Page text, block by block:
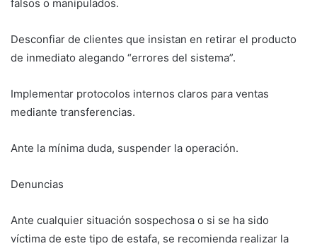
falsos o manipulados.
Desconfiar de clientes que insistan en retirar el producto
de inmediato alegando “errores del sistema”.
Implementar protocolos internos claros para ventas
mediante transferencias.
Ante la mínima duda, suspender la operación.
Denuncias
Ante cualquier situación sospechosa o si se ha sido
víctima de este tipo de estafa, se recomienda realizar la